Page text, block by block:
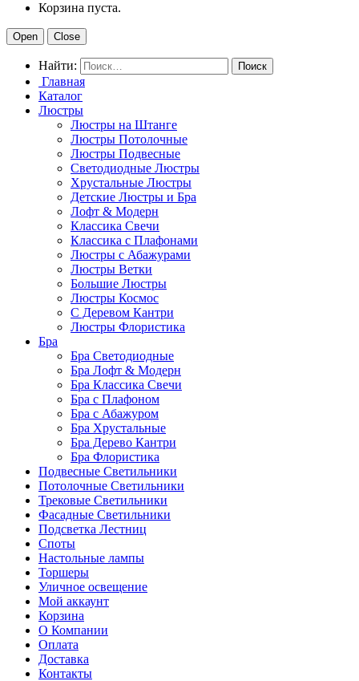
Корзина пуста.
Open Close
Найти:
Главная
Каталог
Люстры
Люстры на Штанге
Люстры Потолочные
Люстры Подвесные
Светодиодные Люстры
Хрустальные Люстры
Детские Люстры и Бра
Лофт & Модерн
Классика Свечи
Классика с Плафонами
Люстры с Абажурами
Люстры Ветки
Большие Люстры
Люстры Космос
С Деревом Кантри
Люстры Флористика
Бра
Бра Светодиодные
Бра Лофт & Модерн
Бра Классика Свечи
Бра с Плафоном
Бра с Абажуром
Бра Хрустальные
Бра Дерево Кантри
Бра Флористика
Подвесные Светильники
Потолочные Светильники
Трековые Светильники
Фасадные Светильники
Подсветка Лестниц
Споты
Настольные лампы
Торшеры
Уличное освещение
Мой аккаунт
Корзина
О Компании
Оплата
Доставка
Контакты